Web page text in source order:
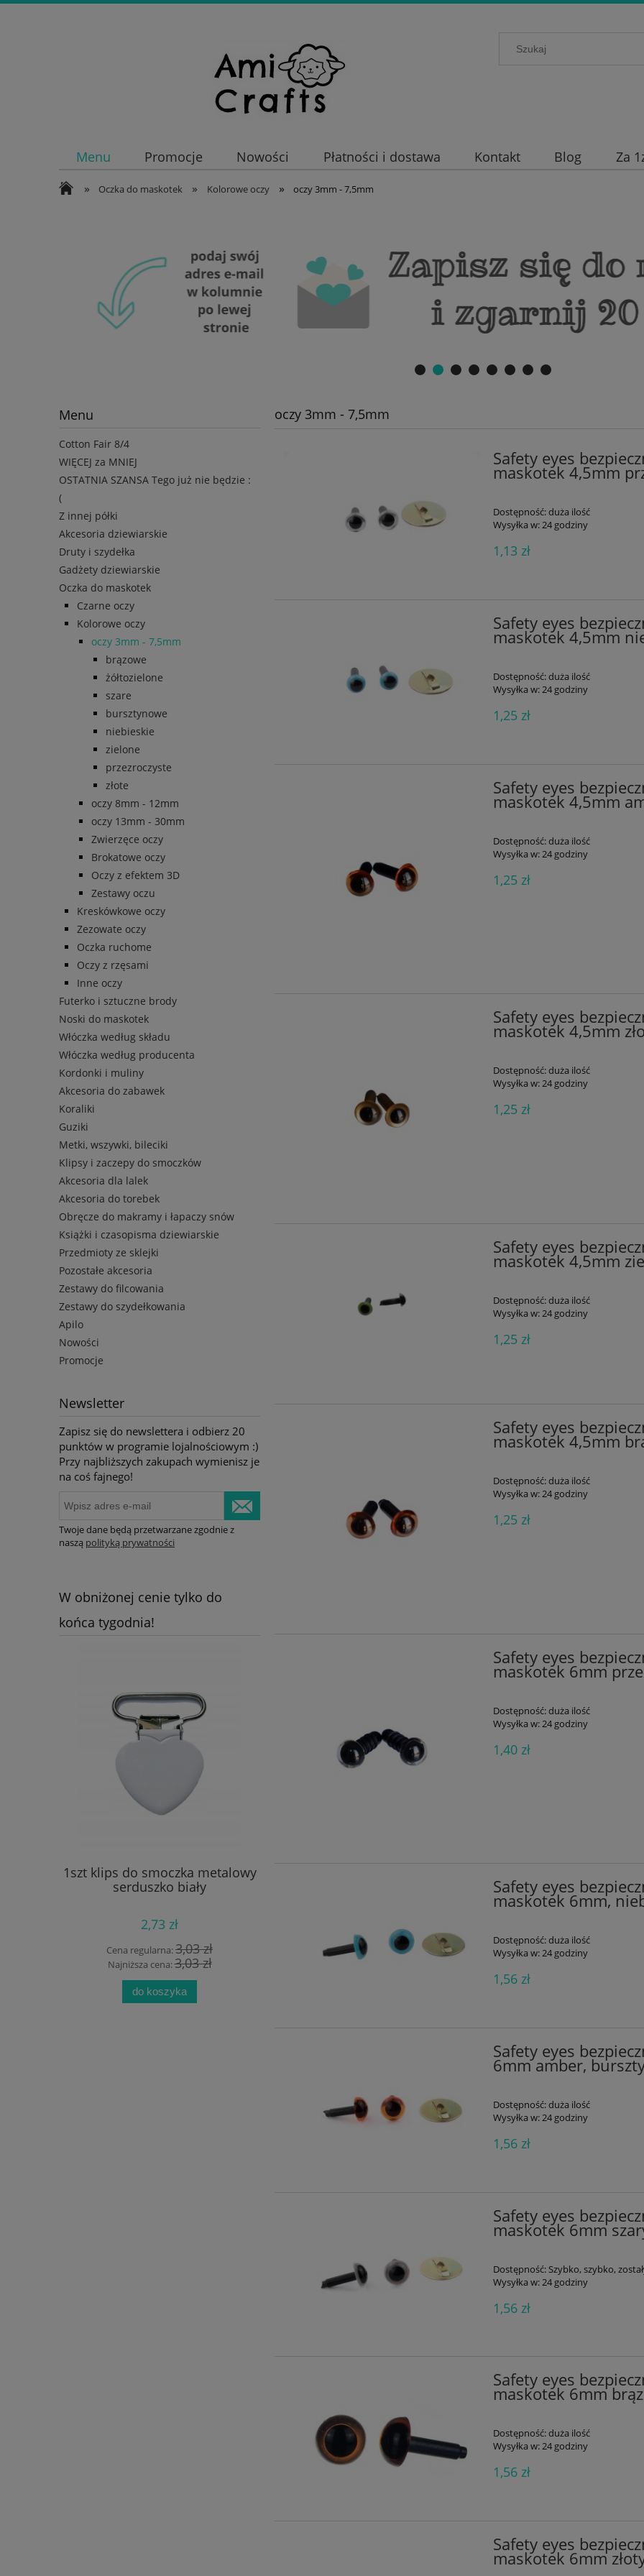
Menu Promocje Nowości Płatności i dostawa Kontakt Blog Za
» Oczka do maskotek » Kolorowe oczy » oczy 3mm - 7,5mm
Menu
Cotton Fair 8/4
WIĘCEJ za MNIEJ
OSTATNIA SZANSA Tego już nie będzie :
(
Z innej półki
Akcesoria dziewiarskie
Druty i szydełka
Gadżety dziewiarskie
Oczka do maskotek
Czarne oczy
Kolorowe oczy
oczy 3mm - 7,5mm
brązowe
żółtozielone
szare
bursztynowe
niebieskie
zielone
przezroczyste
złote
oczy 8mm - 12mm
oczy 13mm - 30mm
Zwierzęce oczy
Brokatowe oczy
Oczy z efektem 3D
Zestawy oczu
Kreskówkowe oczy
Zezowate oczy
Oczka ruchome
Oczy z rzęsami
Inne oczy
Futerko i sztuczne brody
Noski do maskotek
Włóczka według składu
Włóczka według producenta
Kordonki i muliny
Akcesoria do zabawek
Koraliki
Guziki
Metki, wszywki, bileciki
Klipsy i zaczepy do smoczków
Akcesoria dla lalek
Akcesoria do torebek
Obręcze do makramy i łapaczy snów
Książki i czasopisma dziewiarskie
Przedmioty ze sklejki
Pozostałe akcesoria
Zestawy do filcowania
Zestawy do szydełkowania
Apilo
Nowości
Promocje
Newsletter
Zapisz się do newslettera i odbierz 20
punktów w programie lojalnościowym :)
Przy najbliższych zakupach wymienisz je
na coś fajnego!
Twoje dane będą przetwarzane zgodnie z
naszą polityką prywatności
W obniżonej cenie tylko do
końca tygodnia!
1szt klips do smoczka metalowy
serduszko biały
2,73 zł
Cena regularna:3,03 zł
Najniższa cena:3,03 zł
do koszyka
Cena regularna: 2,27 zł
Najniższa cena:
53 popielaty błękit
Cena regularna:9,41 zł
9,41 zł
oczy 3mm - 7,5mm
Safety eyes
maskotek 4,5mm
Dostępność:duża ilość
Wysyłka w:24 godziny
1,13 zł
Safety eyes
maskotek 4,5mm
Dostępność:duża ilość
Wysyłka w:24 godziny
1,25 zł
Safety eyes
maskotek 4,5mm
Dostępność:duża ilość
Wysyłka w: 24 godziny
1,25 zł
Safety eyes
maskotek 4,5mm
Dostępność:duża ilość
Wysyłka w:24 godziny
1,25 zł
Safety eyes
maskotek 4,5mm
Dostępność:duża ilość
Wysyłka w:24 godziny
1,25 zł
Safety eyes
maskotek 4,5mm
Dostępność:duża ilość
Wysyłka w:24 godziny
1,25 zł
Safety eyes
maskotek 6mm
Dostępność:duża ilość
Wysyłka w:24 godziny
1,40 zł
Safety eyes
maskotek 6mm,
Dostępność:duża ilość
Wysyłka w:24 godziny
1,56 zł
Safety eyes
6mm amber,
Dostępność:duża ilość
Wysyłka w:24 godziny
1,56 zł
Safety eyes
maskotek 6mm
Dostępność: Szybko, szybko,
Wysyłka w: 24 godziny
1,56 zł
Safety eyes
maskotek 6mm
Dostępność:duża ilość
Wysyłka w:24 godziny
1,56 zł
Safety eyes
maskotek 6mm